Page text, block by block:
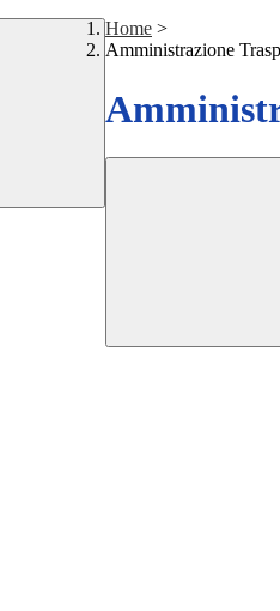
Home >
Amministrazione